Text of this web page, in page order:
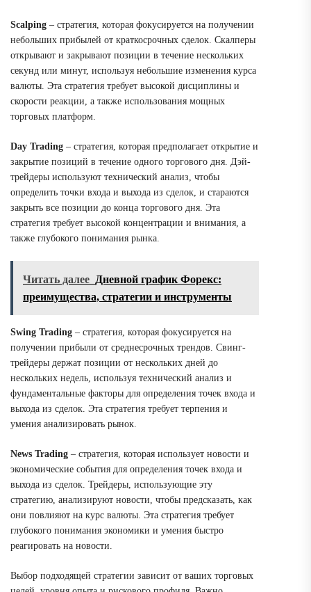
Scalping – стратегия, которая фокусируется на получении
небольших прибылей от краткосрочных сделок. Скалперы
открывают и закрывают позиции в течение нескольких
секунд или минут, используя небольшие изменения курса
валюты. Эта стратегия требует высокой дисциплины и
скорости реакции, а также использования мощных
торговых платформ.
Day Trading – стратегия, которая предполагает открытие и
закрытие позиций в течение одного торгового дня. Дэй-
трейдеры используют технический анализ, чтобы
определить точки входа и выхода из сделок, и стараются
закрыть все позиции до конца торгового дня. Эта
стратегия требует высокой концентрации и внимания, а
также глубокого понимания рынка.
Читать далее Дневной график Форекс:
преимущества, стратегии и инструменты
Swing Trading – стратегия, которая фокусируется на
получении прибыли от среднесрочных трендов. Свинг-
трейдеры держат позиции от нескольких дней до
нескольких недель, используя технический анализ и
фундаментальные факторы для определения точек входа и
выхода из сделок. Эта стратегия требует терпения и
умения анализировать рынок.
News Trading – стратегия, которая использует новости и
экономические события для определения точек входа и
выхода из сделок. Трейдеры, использующие эту
стратегию, анализируют новости, чтобы предсказать, как
они повлияют на курс валюты. Эта стратегия требует
глубокого понимания экономики и умения быстро
реагировать на новости.
Выбор подходящей стратегии зависит от ваших торговых